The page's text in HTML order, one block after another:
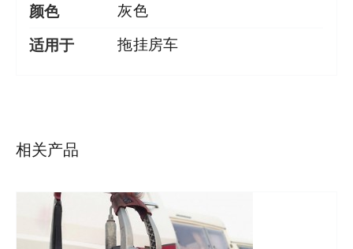
颜色
灰色
适用于 拖挂房车
相关产品